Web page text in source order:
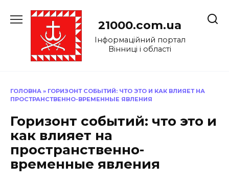
до
21000.com.ua
Інформаційний портал
Вінниці і області
ГОЛОВНА » ГОРИЗОНТ СОБЫТИЙ: ЧТО ЭТО И КАК ВЛИЯЕТ НА
ПРОСТРАНСТВЕННО-ВРЕМЕННЫЕ ЯВЛЕНИЯ
Горизонт событий: что это и
как влияет на
пространственно-
временные явления